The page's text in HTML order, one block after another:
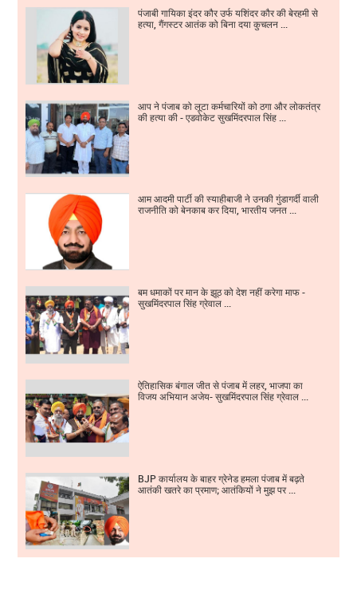
पंजाबी गायिका इंदर कौर उर्फ यशिंदर कौर की बेरहमी से
हत्या, गैंगस्टर आतंक को बिना दया कुचलन ...
आप ने पंजाब को लूटा कर्मचारियों को ठगा और लोकतंत्र
की हत्या की - एडवोकेट सुखमिंदरपाल सिंह ...
आम आदमी पार्टी की स्याहीबाजी ने उनकी गुंडागर्दी वाली
राजनीति को बेनकाब कर दिया, भारतीय जनत ...
बम धमाकों पर मान के झूठ को देश नहीं करेगा माफ -
सुखमिंदरपाल सिंह ग्रेवाल ...
ऐतिहासिक बंगाल जीत से पंजाब में लहर, भाजपा का
विजय अभियान अजेय- सुखमिंदरपाल सिंह ग्रेवाल ...
BJP कार्यालय के बाहर ग्रेनेड हमला पंजाब में बढ़ते
आतंकी खतरे का प्रमाण; आतंकियों ने मुझ पर ...